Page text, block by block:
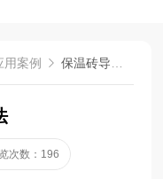
用案例 保温砖导热系数的测定方法
次数：196